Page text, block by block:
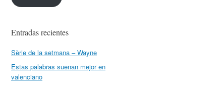
Entradas recientes
Sèrie de la setmana – Wayne
Estas palabras suenan mejor en
valenciano